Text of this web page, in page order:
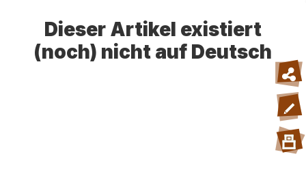
Dieser Artikel existiert
(noch) nicht auf Deutsch